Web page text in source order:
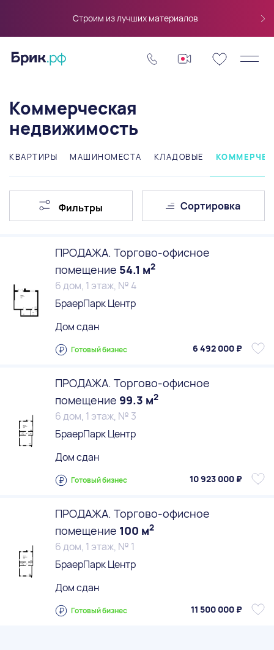
Строим из лучших материалов
Коммерческая
недвижимость
КВАРТИРЫ МАШИНОМЕСТА КЛАДОВЫЕ
Фильтры Сортировка
ПРОДАЖА. Торгово-офисное
помещение 54.1 м2
6 дом, 1 этаж, № 4
БраерПарк Центр
Дом сдан
Готовый бизнес 6 492 000 ₽
ПРОДАЖА. Торгово-офисное
помещение 99.3 м2
6 дом, 1 этаж, № 3
БраерПарк Центр
Дом сдан
Готовый бизнес 10 923 000 ₽
ПРОДАЖА. Торгово-офисное
помещение 100 м2
6 дом, 1 этаж, № 1
БраерПарк Центр
Дом сдан
Готовый бизнес 11 500 000 ₽